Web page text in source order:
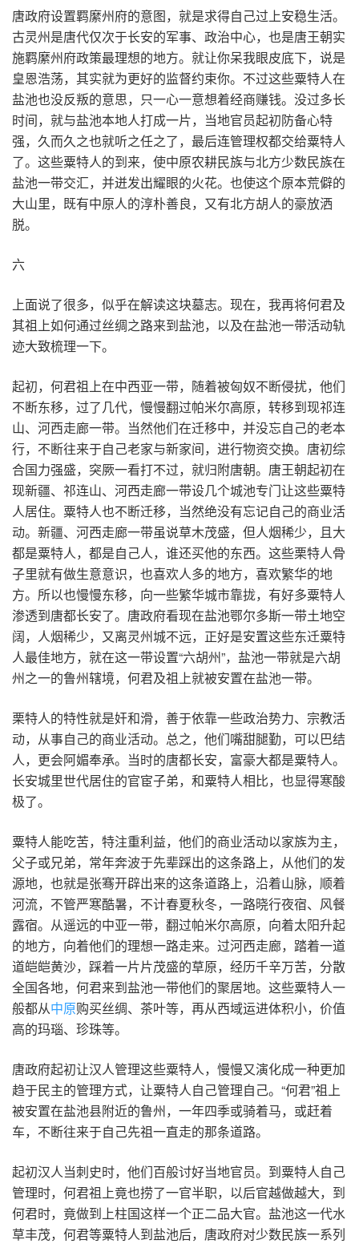
唐政府设置羁縻州府的意图，就是求得自己过上安稳生活。
古灵州是唐代仅次于长安的军事、政治中心，也是唐王朝实
施羁縻州府政策最理想的地方。就让你呆我眼皮底下，说是
皇恩浩荡，其实就为更好的监督约束你。不过这些粟特人在
盐池也没反叛的意思，只一心一意想着经商赚钱。没过多长
时间，就与盐池本地人打成一片，当地官员起初防备心特
强，久而久之也就听之任之了，最后连管理权都交给粟特人
了。这些粟特人的到来，使中原农耕民族与北方少数民族在
盐池一带交汇，并迸发出耀眼的火花。也使这个原本荒僻的
大山里，既有中原人的淳朴善良，又有北方胡人的豪放洒
脱。
六
上面说了很多，似乎在解读这块墓志。现在，我再将何君及
其祖上如何通过丝绸之路来到盐池，以及在盐池一带活动轨
迹大致梳理一下。
起初，何君祖上在中西亚一带，随着被匈奴不断侵扰，他们
不断东移，过了几代，慢慢翻过帕米尔高原，转移到现祁连
山、河西走廊一带。当然他们在迁移中，并没忘自己的老本
行，不断往来于自己老家与新家间，进行物资交换。唐初综
合国力强盛，突厥一看打不过，就归附唐朝。唐王朝起初在
现新疆、祁连山、河西走廊一带设几个城池专门让这些粟特
人居住。粟特人也不断迁移，当然绝没有忘记自己的商业活
动。新疆、河西走廊一带虽说草木茂盛，但人烟稀少，且大
都是粟特人，都是自己人，谁还买他的东西。这些栗特人骨
子里就有做生意意识，也喜欢人多的地方，喜欢繁华的地
方。所以也慢慢东移，向一些繁华城市靠拢，有好多粟特人
渗透到唐都长安了。唐政府看现在盐池鄂尔多斯一带土地空
阔，人烟稀少，又离灵州城不远，正好是安置这些东迁粟特
人最佳地方，就在这一带设置“六胡州”，盐池一带就是六胡
州之一的鲁州辖境，何君及祖上就被安置在盐池一带。
栗特人的特性就是奸和滑，善于依靠一些政治势力、宗教活
动，从事自己的商业活动。总之，他们嘴甜腿勤，可以巴结
人，更会阿媚奉承。当时的唐都长安，富豪大都是粟特人。
长安城里世代居住的官宦子弟，和粟特人相比，也显得寒酸
极了。
粟特人能吃苦，特注重利益，他们的商业活动以家族为主，
父子或兄弟，常年奔波于先辈踩出的这条路上，从他们的发
源地，也就是张骞开辟出来的这条道路上，沿着山脉，顺着
河流，不管严寒酷暑，不计春夏秋冬，一路晓行夜宿、风餐
露宿。从遥远的中亚一带，翻过帕米尔高原，向着太阳升起
的地方，向着他们的理想一路走来。过河西走廊，踏着一道
道皑皑黄沙，踩着一片片茂盛的草原，经历千辛万苦，分散
全国各地，何君来到盐池一带他们的聚居地。这些粟特人一
般都从中原购买丝绸、茶叶等，再从西域运进体积小，价值
高的玛瑙、珍珠等。
唐政府起初让汉人管理这些粟特人，慢慢又演化成一种更加
趋于民主的管理方式，让粟特人自己管理自己。“何君”祖上
被安置在盐池县附近的鲁州，一年四季或骑着马，或赶着
车，不断往来于自己先祖一直走的那条道路。
起初汉人当刺史时，他们百般讨好当地官员。到粟特人自己
管理时，何君祖上竟也捞了一官半职，以后官越做越大，到
何君时，竟做到上柱国这样一个正二品大官。盐池这一代水
草丰茂，何君等粟特人到盐池后，唐政府对少数民族一系列